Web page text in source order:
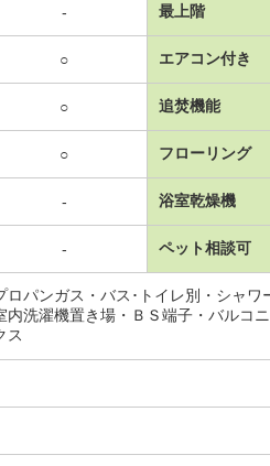
- 最上階
○ エアコン付き
○ 追焚機能
○ フローリング
- 浴室乾燥機
- ペット相談可
ロパンガス・バス･トイレ別・シャ
内洗濯機置き場・ＢＳ端子・バルコ
ス